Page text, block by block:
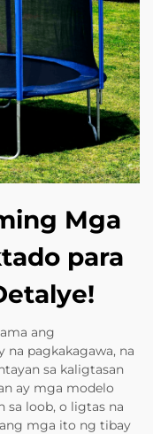
Mga
para
ang
pagkakagawa, na
sa kaligtasan
ay mga modelo
sa loob, o ligtas na
mga ito ng tibay